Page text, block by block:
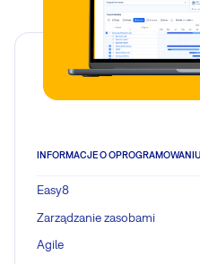
INFORMACJE O OPROGRAMOWANIU
Easy8
Zarządzanie zasobami
Agile